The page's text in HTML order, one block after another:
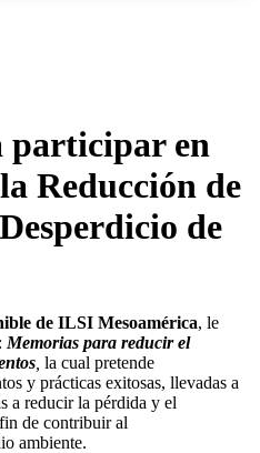
participar en
Reducción de
de
de ILSI Mesoamérica, le
Memorias para reducir el
la cual pretende
y prácticas exitosas, llevadas a
a reducir la pérdida y el
de contribuir al
ambiente.